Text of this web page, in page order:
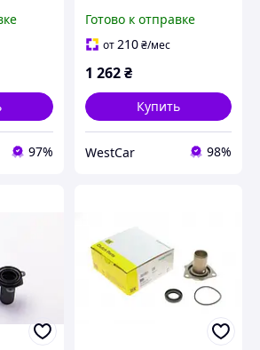
T5/T6
97%
VW Passat 94-05 лейка
414 0017 10
Готово к отправке
от 210₴/мес
1 262₴
Купить
WestCar 98%